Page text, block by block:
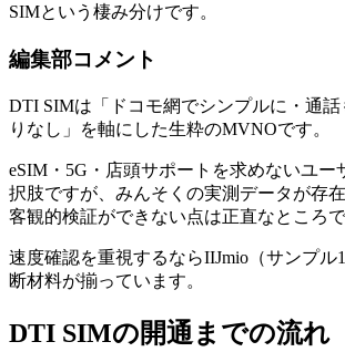
SIMという棲み分けです。
編集部コメント
DTI SIMは「ドコモ網でシンプルに・通
りなし」を軸にした生粋のMVNOです。
eSIM・5G・店頭サポートを求めないユー
択肢ですが、みんそくの実測データが存
客観的検証ができない点は正直なところで
速度確認を重視するならIIJmio（サンプル
断材料が揃っています。
DTI SIMの開通までの流れ